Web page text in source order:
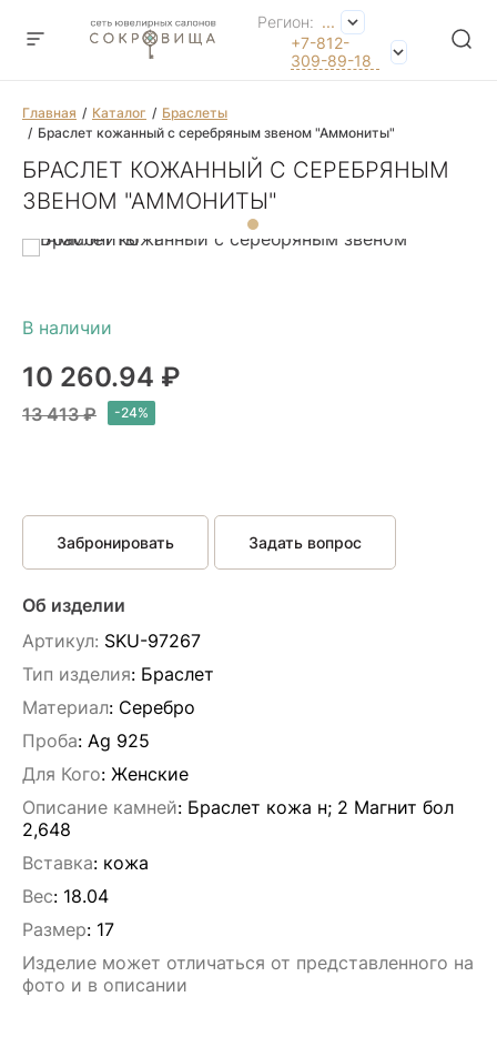
Регион: ...
+7-812-
309-89-18
Главная Каталог
Браслеты
Браслет кожанный с серебряным звеном "Аммониты"
БРАСЛЕТ КОЖАННЫЙ С СЕРЕБРЯНЫМ
ЗВЕНОМ "АММОНИТЫ"
10 260.94 ₽
13 413 ₽
Забронировать Задать вопрос
Об изделии
Артикул: SKU-97267
Тип изделия: Браслет
Материал: Серебро
Проба: Ag 925
Для Кого: Женские
Описание камней: Браслет кожа н; 2 Магнит бол
2,648
Вставка: кожа
Вес: 18.04
Размер: 17
Изделие может отличаться от представленного на
фото и в описании